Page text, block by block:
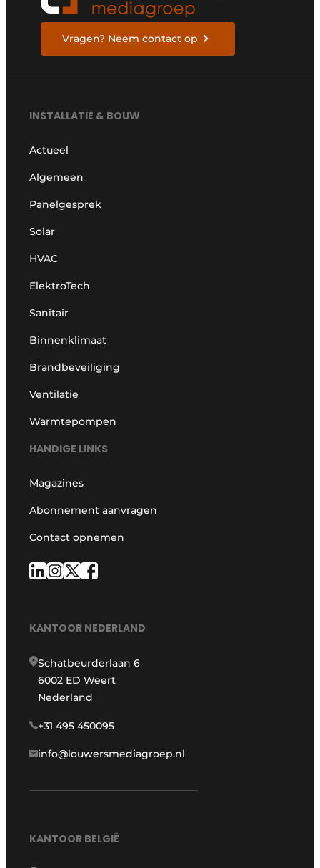
Vragen? Neem contact op
INSTALLATIE & BOUW
Actueel
Algemeen
Panelgesprek
Solar
HVAC
ElektroTech
Sanitair
Binnenklimaat
Brandbeveiliging
Ventilatie
Warmtepompen
HANDIGE LINKS
Magazines
Abonnement aanvragen
Contact opnemen
KANTOOR NEDERLAND
Schatbeurderlaan 6
6002 ED Weert
Nederland
+31 495 450095
info@louwersmediagroep.nl
KANTOOR BELGIË